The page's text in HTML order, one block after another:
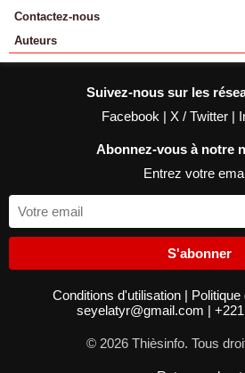
Contactez-nous
Auteurs
Suivez-nous sur les
Facebook | X / Twitter |
Abonnez-vous à notre
Entrez votre
S'abonner
Conditions d'utilisation | Politique
seyelatyr@gmail.com |
© 2026 Thièsinfo. Tous